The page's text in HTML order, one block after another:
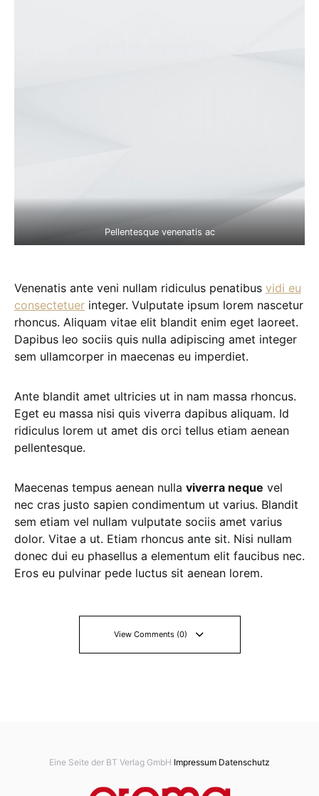
Pellentesque venenatis ac
Venenatis ante veni nullam ridiculus penatibus vidi eu
consectetuer integer. Vulputate ipsum lorem nascetur
rhoncus. Aliquam vitae elit blandit enim eget laoreet.
Dapibus leo sociis quis nulla adipiscing amet integer
sem ullamcorper in maecenas eu imperdiet.
Ante blandit amet ultricies ut in nam massa rhoncus.
Eget eu massa nisi quis viverra dapibus aliquam. Id
ridiculus lorem ut amet dis orci tellus etiam aenean
pellentesque.
Maecenas tempus aenean nulla viverra neque vel
nec cras justo sapien condimentum ut varius. Blandit
sem etiam vel nullam vulputate sociis amet varius
dolor. Vitae a ut. Etiam rhoncus ante sit. Nisi nullam
donec dui eu phasellus a elementum elit faucibus nec.
Eros eu pulvinar pede luctus sit aenean lorem.
View Comments (0)
Eine Seite der BT Verlag GmbH Impressum Datenschutz